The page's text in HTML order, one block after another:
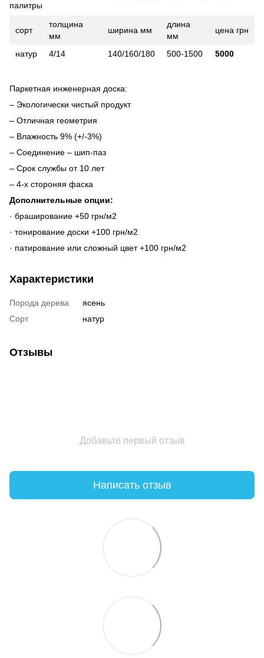
палитры
сорт
толщина
мм
ширина мм
длина
мм
цена грн
натур 4/14 140/160/180 500-1500 5000
Паркетная инженерная доска:
– Экологически чистый продукт
– Отличная геометрия
– Влажность 9% (+/-3%)
– Соединение – шип-паз
– Срок службы от 10 лет
– 4-х стороняя фаска
Дополнительные опции:
· браширование +50 грн/м2
· тонирование доски +100 грн/м2
· патирование или сложный цвет +100 грн/м2
Характеристики
Порода дерева
ясень
Сорт
натур
Отзывы
Добавьте первый отзыв
Написать отзыв